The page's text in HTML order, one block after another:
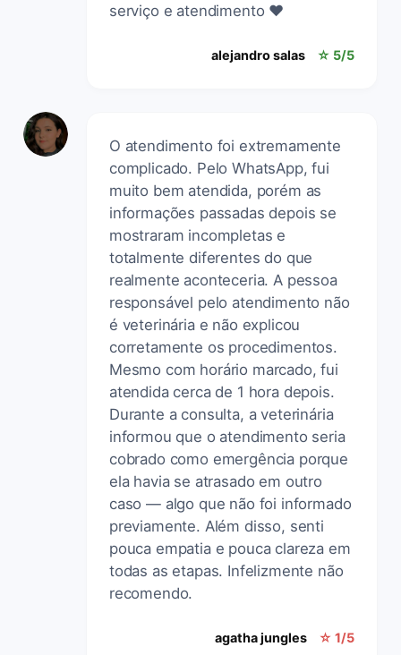
serviço e atendimento ❤️
alejandro salas ☆ 5/5
O atendimento foi extremamente
complicado. Pelo WhatsApp, fui
muito bem atendida, porém as
informações passadas depois se
mostraram incompletas e
totalmente diferentes do que
realmente aconteceria. A pessoa
responsável pelo atendimento não
é veterinária e não explicou
corretamente os procedimentos.
Mesmo com horário marcado, fui
atendida cerca de 1 hora depois.
Durante a consulta, a veterinária
informou que o atendimento seria
cobrado como emergência porque
ela havia se atrasado em outro
caso — algo que não foi informado
previamente. Além disso, senti
pouca empatia e pouca clareza em
todas as etapas. Infelizmente não
recomendo.
agatha jungles ☆ 1/5